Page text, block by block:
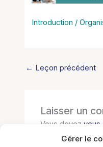
Gérer le
Introduction /
← Leçon précédent
Laisser un
Vous devezvous
un commentaire.